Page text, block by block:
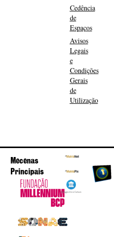
Cedência
de
Espaços
Avisos
Legais
e
Condições
Gerais
de
Utilização
Mecenas
Principais